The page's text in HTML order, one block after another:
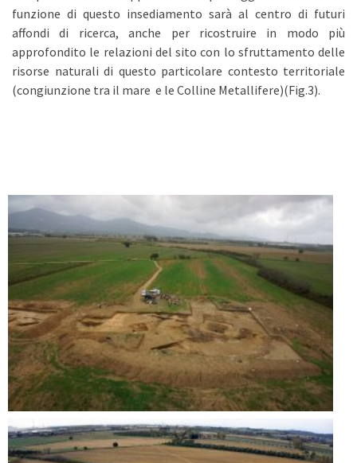
funzione di questo insediamento sarà al centro di futuri
affondi di ricerca, anche per ricostruire in modo più
approfondito le relazioni del sito con lo sfruttamento delle
risorse naturali di questo particolare contesto territoriale
(congiunzione tra il mare e le Colline Metallifere)(Fig.3).